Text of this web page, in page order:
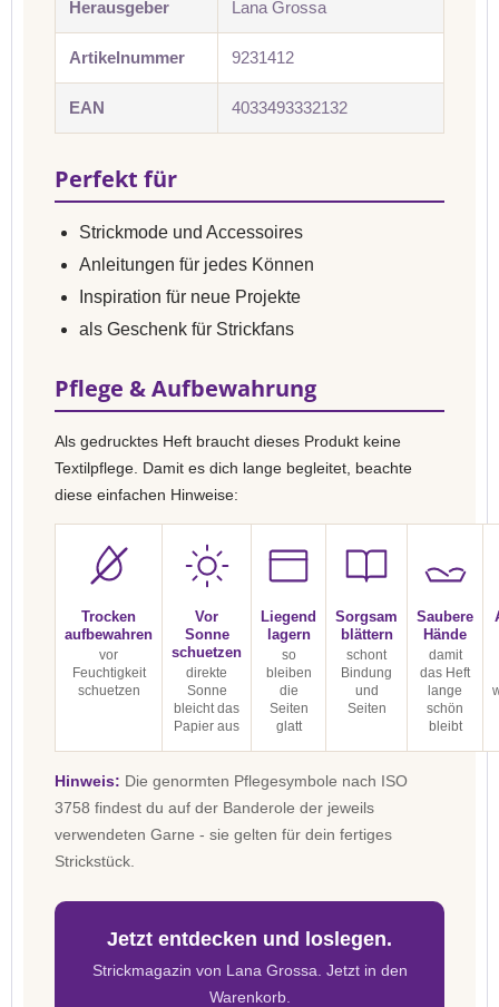
Herausgeber Lana Grossa
Artikelnummer 9231412
EAN 4033493332132
Perfekt für
Strickmode und Accessoires
Anleitungen für jedes Können
Inspiration für neue Projekte
als Geschenk für Strickfans
Pflege & Aufbewahrung
Als gedrucktes Heft braucht dieses Produkt keine
Textilpflege. Damit es dich lange begleitet, beachte
diese einfachen Hinweise:
Trocken
aufbewahren
vor
Feuchtigkeit
schuetzen
Vor
Sonne
schuetzen
direkte
Sonne
bleicht das
Papier aus
Liegend
lagern
so
bleiben
die
Seiten
glatt
Sorgsam
blättern
schont
Bindung
und
Seiten
Saubere
Hände
damit
das Heft
lange
schön
bleibt
Hinweis: Die genormten Pflegesymbole nach ISO
3758 findest du auf der Banderole der jeweils
verwendeten Garne - sie gelten für dein fertiges
Strickstück.
Jetzt entdecken und loslegen.
Strickmagazin von Lana Grossa. Jetzt in den
Warenkorb.